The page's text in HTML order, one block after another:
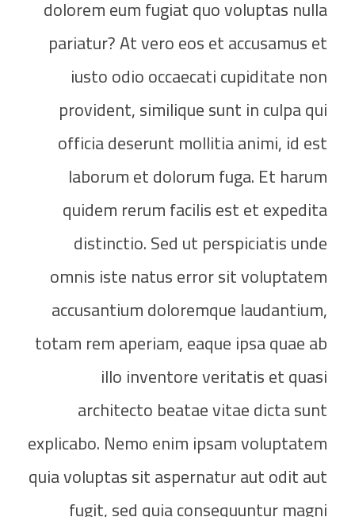
dolorem eum fugiat quo voluptas nulla
pariatur? At vero eos et accusamus et
iusto odio occaecati cupiditate non
provident, similique sunt in culpa qui
officia deserunt mollitia animi, id est
laborum et dolorum fuga. Et harum
quidem rerum facilis est et expedita
distinctio. Sed ut perspiciatis unde
omnis iste natus error sit voluptatem
accusantium doloremque laudantium,
totam rem aperiam, eaque ipsa quae ab
illo inventore veritatis et quasi
architecto beatae vitae dicta sunt
explicabo. Nemo enim ipsam voluptatem
quia voluptas sit aspernatur aut odit aut
fugit, sed quia consequuntur magni